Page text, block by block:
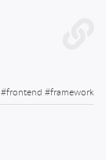
#frontend #framework